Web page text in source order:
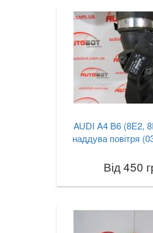
AUDI A4 B6 (8E2,
наддува повітря
Від 450